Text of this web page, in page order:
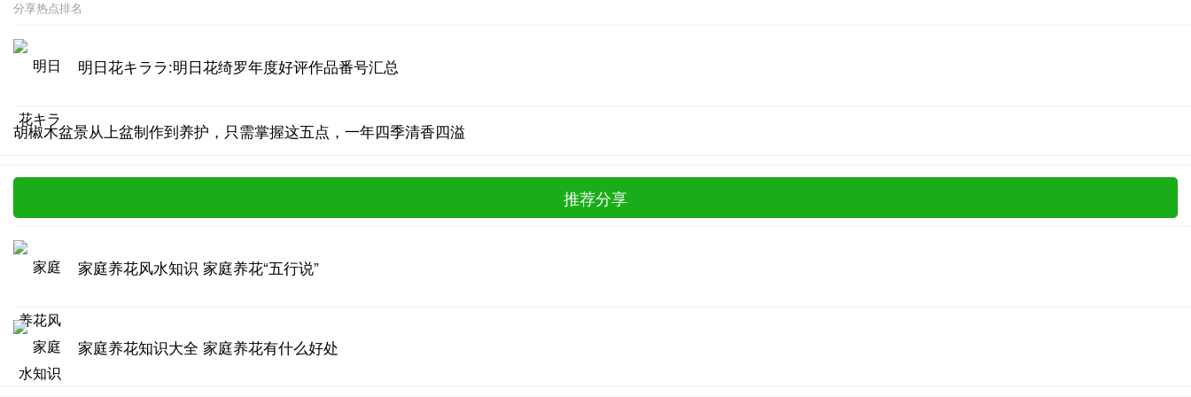
分享热点排名
明日花キララ:明日花绮罗年度好评作品番号汇总
胡椒木盆景从上盆制作到养护，只需掌握这五点，一年四季清香四溢
推荐分享
家庭养花风水知识 家庭养花“五行说”
家庭养花知识大全 家庭养花有什么好处